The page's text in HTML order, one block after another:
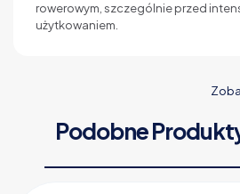
rowerowym, szczególnie przed
użytkowaniem.
Podobne